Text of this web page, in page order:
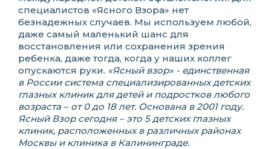
специалистов «Ясного Взора» нет
безнадежных случаев. Мы используем любой,
даже самый маленький шанс для
восстановления или сохранения зрения
ребенка, даже тогда, когда у наших коллег
опускаются руки. «Ясный взор» - единственная
в России система специализированных детских
глазных клиник для детей и подростков любого
возраста – от 0 до 18 лет. Основана в 2001 году.
Ясный Взор сегодня – это 5 детских глазных
клиник, расположенных в различных районах
Москвы и клиника в Калининграде.